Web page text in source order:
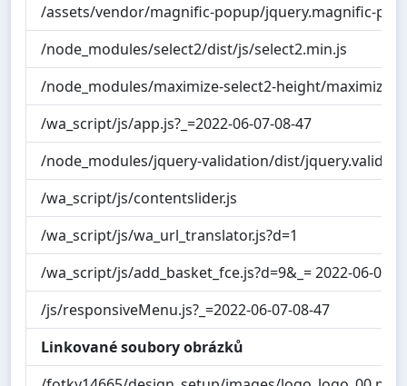
/assets/vendor/magnific-popup/jquery.magnific-
/node_modules/select2/dist/js/select2.min.js
/node_modules/maximize-select2-height/maximize-
/wa_script/js/app.js?_=2022-06-07-08-47
/node_modules/jquery-validation/dist/
/wa_script/js/contentslider.js
/wa_script/js/wa_url_translator.js?d=1
/wa_script/js/add_basket_fce.js?d=9&_= 2022-06-07-
/js/responsiveMenu.js?_=2022-06-07-08-47
Linkované soubory obrázků